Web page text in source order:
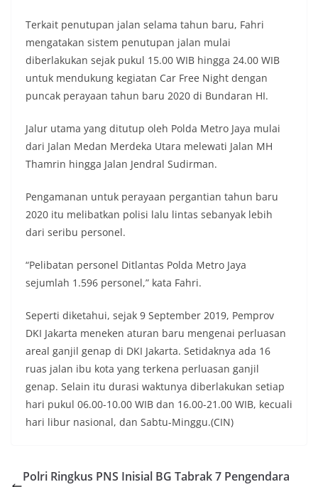
Terkait penutupan jalan selama tahun baru, Fahri
mengatakan sistem penutupan jalan mulai
diberlakukan sejak pukul 15.00 WIB hingga 24.00 WIB
untuk mendukung kegiatan Car Free Night dengan
puncak perayaan tahun baru 2020 di Bundaran HI.
Jalur utama yang ditutup oleh Polda Metro Jaya mulai
dari Jalan Medan Merdeka Utara melewati Jalan MH
Thamrin hingga Jalan Jendral Sudirman.
Pengamanan untuk perayaan pergantian tahun baru
2020 itu melibatkan polisi lalu lintas sebanyak lebih
dari seribu personel.
“Pelibatan personel Ditlantas Polda Metro Jaya
sejumlah 1.596 personel,” kata Fahri.
Seperti diketahui, sejak 9 September 2019, Pemprov
DKI Jakarta meneken aturan baru mengenai perluasan
areal ganjil genap di DKI Jakarta. Setidaknya ada 16
ruas jalan ibu kota yang terkena perluasan ganjil
genap. Selain itu durasi waktunya diberlakukan setiap
hari pukul 06.00-10.00 WIB dan 16.00-21.00 WIB, kecuali
hari libur nasional, dan Sabtu-Minggu.(CIN)
Polri Ringkus PNS Inisial BG Tabrak 7 Pengendara